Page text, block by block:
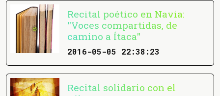
Recital poético en Navia:
"Voces compartidas, de
camino a Ítaca"
2016-05-05 22:38:23
Recital solidario con el